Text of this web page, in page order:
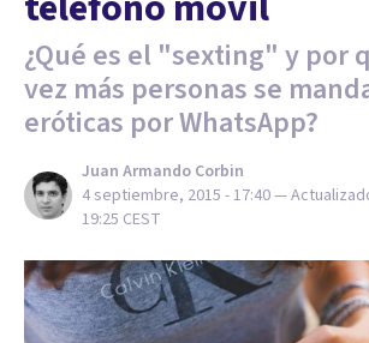
¿Qué es el "sexting" y por
vez más personas se
eróticas por WhatsApp?
Juan Armando Corbin
4 septiembre, 2015 - 17:40—
19:25 CEST